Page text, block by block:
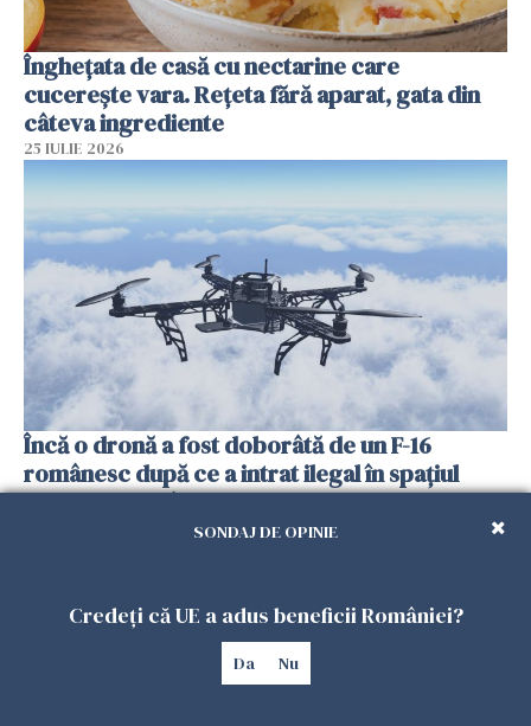
Înghețata de casă cu nectarine care
cucerește vara. Rețeta fără aparat, gata din
câteva ingrediente
25 IULIE 2026
Încă o dronă a fost doborâtă de un F-16
românesc după ce a intrat ilegal în spațiul
aerian al României
SONDAJ DE OPINIE
Credeți că UE a adus beneficii României?
Da Nu